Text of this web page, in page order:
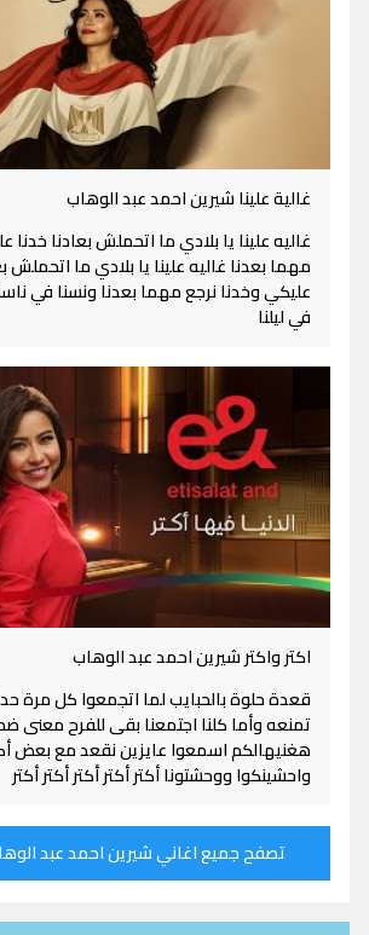
غالية علينا شيرين احمد عبد الوهاب
غاليه علينا يا بلادي ما اتحملش بعادنا خدنا
مهما بعدنا غاليه علينا يا بلادي ما اتحملش
عليكي وخدنا نرجع مهما بعدنا ونسنا في
في ليلنا
اكتر واكتر شيرين احمد عبد الوهاب
قعدة حلوة بالحبايب لما اتجمعوا كل مرة
تمنعه وأما كلنا اجتمعنا بقى للفرح
هغنيهالكم اسمعوا عايزين نقعد مع بعض
واحشينكوا ووحشتونا أكتر أكتر أكتر أكتر أكتر
تصفح جميع اغاني شيرين احمد عبد الوهاب 149